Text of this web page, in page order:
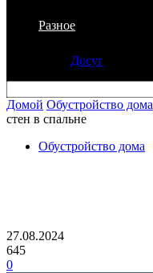
Разное
Досуг
Домой Обустройство дома
стен в спальне
Обустройство дома
27.08.2024
645
0